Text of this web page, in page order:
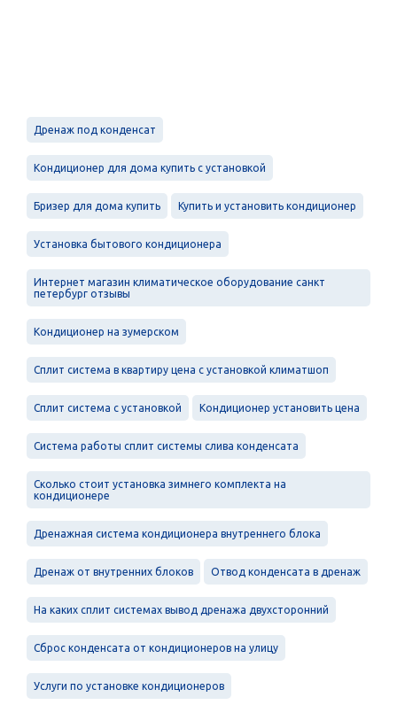
Дренаж под конденсат
Кондиционер для дома купить с установкой
Бризер для дома купить Купить и установить кондиционер
Установка бытового кондиционера
Интернет магазин климатическое оборудование санкт
петербург отзывы
Кондиционер на зумерском
Сплит система в квартиру цена с установкой климатшоп
Сплит система с установкой Кондиционер установить цена
Система работы сплит системы слива конденсата
Сколько стоит установка зимнего комплекта на
кондиционере
Дренажная система кондиционера внутреннего блока
Дренаж от внутренних блоков Отвод конденсата в дренаж
На каких сплит системах вывод дренажа двухсторонний
Сброс конденсата от кондиционеров на улицу
Услуги по установке кондиционеров